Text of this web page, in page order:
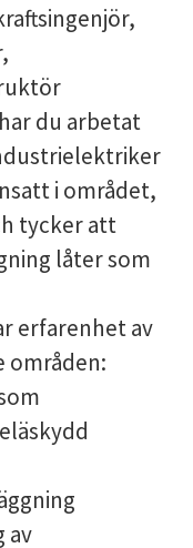
du arbetat
i området,
tycker att
låter som
erfarenhet av
områden:
av